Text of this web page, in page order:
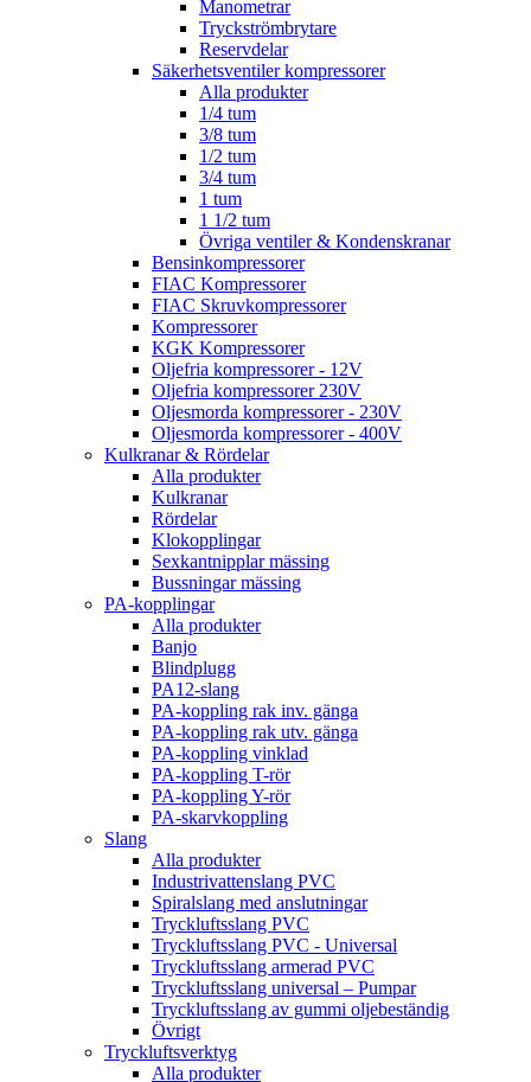
Manometrar
Tryckströmbrytare
Reservdelar
Säkerhetsventiler kompressorer
Alla produkter
1/4 tum
3/8 tum
1/2 tum
3/4 tum
1 tum
1 1/2 tum
Övriga ventiler & Kondenskranar
Bensinkompressorer
FIAC Kompressorer
FIAC Skruvkompressorer
Kompressorer
KGK Kompressorer
Oljefria kompressorer - 12V
Oljefria kompressorer 230V
Oljesmorda kompressorer - 230V
Oljesmorda kompressorer - 400V
Kulkranar & Rördelar
Alla produkter
Kulkranar
Rördelar
Klokopplingar
Sexkantnipplar mässing
Bussningar mässing
PA-kopplingar
Alla produkter
Banjo
Blindplugg
PA12-slang
PA-koppling rak inv. gänga
PA-koppling rak utv. gänga
PA-koppling vinklad
PA-koppling T-rör
PA-koppling Y-rör
PA-skarvkoppling
Slang
Alla produkter
Industrivattenslang PVC
Spiralslang med anslutningar
Tryckluftsslang PVC
Tryckluftsslang PVC - Universal
Tryckluftsslang armerad PVC
Tryckluftsslang universal – Pumpar
Tryckluftsslang av gummi oljebeständig
Övrigt
Tryckluftsverktyg
Alla produkter